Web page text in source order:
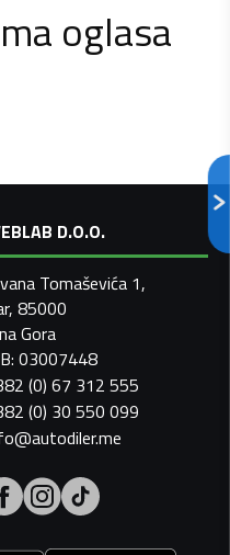
oglasa
D.O.O.
Tomaševića 1,
85000
Gora
03007448
(0) 67 312 555
(0) 30 550 099